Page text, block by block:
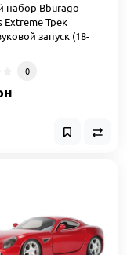
набор Bburago
Extreme Трек
запуск (18-
0